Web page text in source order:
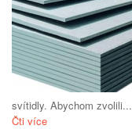
svítidly. Abychom zvolili...
Čti více